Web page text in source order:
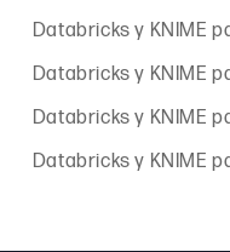
Databricks y KNIME
Databricks y KNIME
Databricks y KNIME
Databricks y KNIME